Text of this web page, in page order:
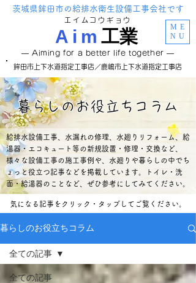
ME
NU
茨城県鉾田市の給排水衛生設備工事会社です
Aim 工業
エイムコウギョウ
― Aiming for a better life together ―
鉾田市上下水道指定工事店／鹿嶋市上下水道指定工事店
暮らしのお役立ちコラム
給排水設備工事、水漏れの修理、水廻りリフォーム、給
湯器・エコキュート等の新規設置・修理・交換など、
様々な設備工事の施工事例や、水廻りや暮らしの中でち
ょっと役立つ記事などを掲載しています。トイレ・洗
面・給湯器のことなど、ぜひ参考にしてみてください。
気になる記事をクリック・タップしてご覧ください。
暮らしのお役立ちコラム
全ての記事
全ての記事